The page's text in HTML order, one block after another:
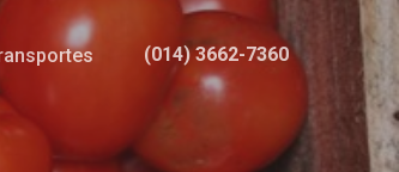
(014) 3662-7360